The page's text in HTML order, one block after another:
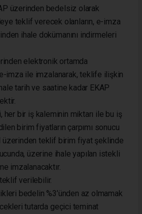
üzerinden bedelsiz olarak
teklif verecek olanların, e-imza
ihale dokümanını indirmeleri
elektronik ortamda
e-imza ile imzalanarak, teklife ilişkin
tarih ve saatine kadar EKAP
bir iş kaleminin miktarı ile bu iş
birim fiyatların çarpımı sonucu
üzerinden teklif birim fiyat şeklinde
üzerine ihale yapılan istekli
imzalanacaktır.
teklif verilebilir.
bedelin %3’ünden az olmamak
tutarda geçici teminat